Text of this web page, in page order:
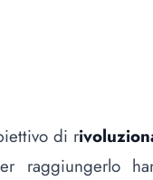
di r
raggiungerlo